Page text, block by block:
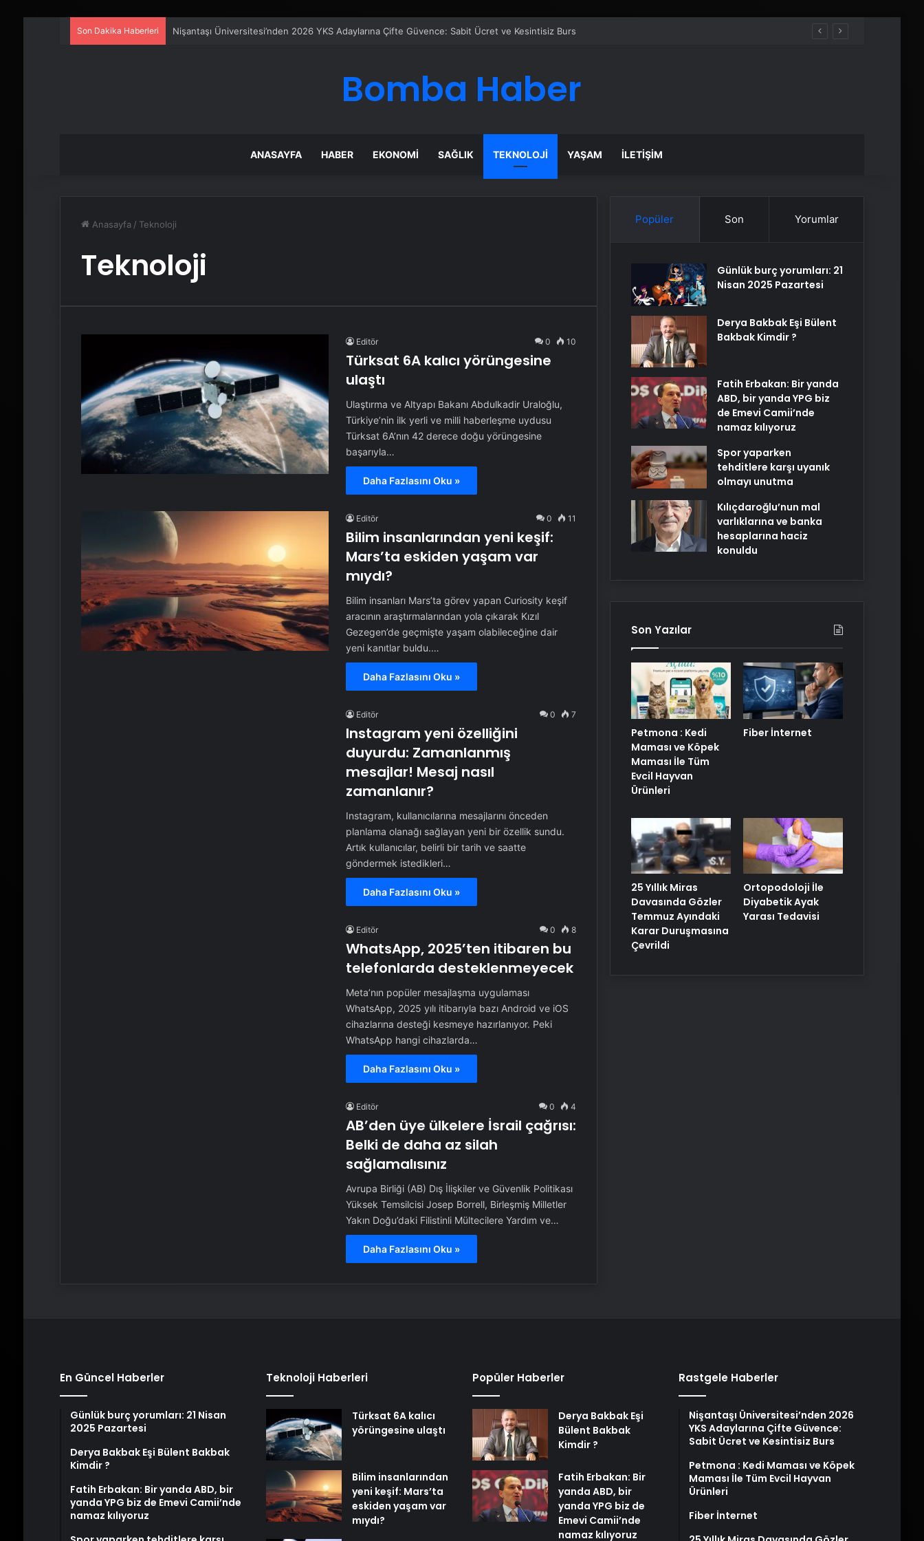
Son Dakika Haberleri Nişantaşı Üniversitesi’nden 2026 YKS Adaylarına Çifte Güvence: Sabit Ücret ve Kesintisiz Burs
Bomba Haber
ANASAYFA HABER EKONOMI SAĞLIK TEKNOLOJI YAŞAM İLETIŞIM
Anasayfa / Teknoloji
Teknoloji
Editör 0 10
Türksat 6A kalıcı yörüngesine
ulaştı
Ulaştırma ve Altyapı Bakanı Abdulkadir Uraloğlu,
Türkiye’nin ilk yerli ve milli haberleşme uydusu
Türksat 6A’nın 42 derece doğu yörüngesine
başarıyla…
Daha Fazlasını Oku »
Editör 0 11
Bilim insanlarından yeni keşif:
Mars’ta eskiden yaşam var
mıydı?
Bilim insanları Mars’ta görev yapan Curiosity keşif
aracının araştırmalarından yola çıkarak Kızıl
Gezegen’de geçmişte yaşam olabileceğine dair
yeni kanıtlar buldu.…
Daha Fazlasını Oku »
Editör 0 7
Instagram yeni özelliğini
duyurdu: Zamanlanmış
mesajlar! Mesaj nasıl
zamanlanır?
Instagram, kullanıcılarına mesajlarını önceden
planlama olanağı sağlayan yeni bir özellik sundu.
Artık kullanıcılar, belirli bir tarih ve saatte
göndermek istedikleri…
Daha Fazlasını Oku »
Editör 0 8
WhatsApp, 2025’ten itibaren bu
telefonlarda desteklenmeyecek
Meta’nın popüler mesajlaşma uygulaması
WhatsApp, 2025 yılı itibarıyla bazı Android ve iOS
cihazlarına desteği kesmeye hazırlanıyor. Peki
WhatsApp hangi cihazlarda…
Daha Fazlasını Oku »
Editör 0 4
AB’den üye ülkelere İsrail çağrısı:
Belki de daha az silah
sağlamalısınız
Avrupa Birliği (AB) Dış İlişkiler ve Güvenlik Politikası
Yüksek Temsilcisi Josep Borrell, Birleşmiş Milletler
Yakın Doğu’daki Filistinli Mültecilere Yardım ve…
Daha Fazlasını Oku »
Popüler Son Yorumlar
Günlük burç yorumları: 21
Nisan 2025 Pazartesi
Derya Bakbak Eşi Bülent
Bakbak Kimdir ?
Fatih Erbakan: Bir yanda
ABD, bir yanda YPG biz
de Emevi Camii’nde
namaz kılıyoruz
Spor yaparken
tehditlere karşı uyanık
olmayı unutma
Kılıçdaroğlu’nun mal
varlıklarına ve banka
hesaplarına haciz
konuldu
Son Yazılar
Petmona : Kedi
Maması ve Köpek
Maması İle Tüm
Evcil Hayvan
Ürünleri
Fiber İnternet
25 Yıllık Miras
Davasında Gözler
Temmuz Ayındaki
Karar Duruşmasına
Çevrildi
Ortopodoloji İle
Diyabetik Ayak
Yarası Tedavisi
En Güncel Haberler
Günlük burç yorumları: 21 Nisan
2025 Pazartesi
Derya Bakbak Eşi Bülent Bakbak
Kimdir ?
Fatih Erbakan: Bir yanda ABD, bir
yanda YPG biz de Emevi Camii’nde
namaz kılıyoruz
Teknoloji Haberleri
Türksat 6A kalıcı
yörüngesine ulaştı
Bilim insanlarından
yeni keşif: Mars’ta
eskiden yaşam var
mıydı?
Popüler Haberler
Derya Bakbak Eşi
Bülent Bakbak
Kimdir ?
Fatih Erbakan: Bir
yanda ABD, bir
yanda YPG biz de
Emevi Camii’nde
namaz kılıyoruz
Rastgele Haberler
Nişantaşı Üniversitesi’nden 2026
YKS Adaylarına Çifte Güvence:
Sabit Ücret ve Kesintisiz Burs
Petmona : Kedi Maması ve Köpek
Maması İle Tüm Evcil Hayvan
Ürünleri
Fiber İnternet